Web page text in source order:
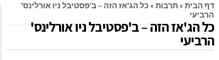
דף הבית » תרבות » כל הג'אז הזה – ב'פסטיבל ניו אורלינס'
הרביעי
כל הג'אז הזה – ב'פסטיבל ניו אורלינס'
הרביעי